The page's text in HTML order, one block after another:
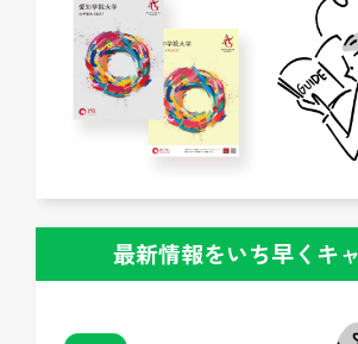
最新情報をいち早くキャ